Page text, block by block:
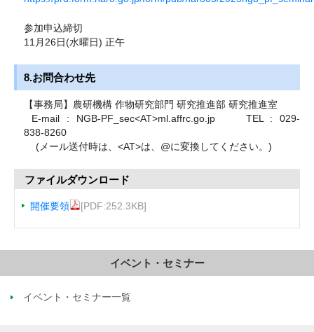
参加申込締切
11月26日(水曜日) 正午
8.お問合わせ先
【事務局】農研機構 作物研究部門 研究推進部 研究推進室
E-mail : NGB-PF_sec<AT>ml.affrc.go.jp
TEL : 029-
838-8260
(メール送付時は、<AT>は、@に変換してください。)
ファイルダウンロード
開催要領 [PDF:252.3KB]
イベント・セミナー
イベント・セミナー一覧